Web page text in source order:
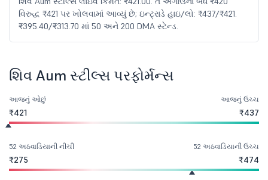
વિરુદ્ધ ₹421 પર ખોલવામાં આવ્યું છે; ઇન્ટ્રાડે હાઇ/લો: ₹437/₹421.
₹395.40/₹313.70 માં 50 અને 200 DMA સ્ટેન્ડ.
શિવ Aum સ્ટીલ્સ પરફોર્મન્સ
આજનું ઓછું
₹421
આજનું ઉચ્ચ
₹437
52 અઠવાડિયાની નીચી
₹275
52 અઠવાડિયાની ઉચ્ચ
₹474